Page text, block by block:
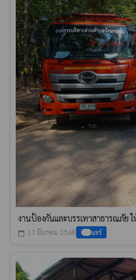
งานป้องกันและบรรเทาสาธารณภัย
calendar_today 13 มีนาคม 2568 แชร์